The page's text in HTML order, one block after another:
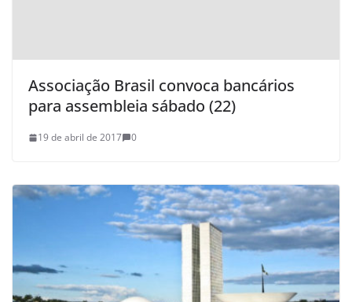
Associação Brasil convoca bancários
para assembleia sábado (22)
19 de abril de 2017 0